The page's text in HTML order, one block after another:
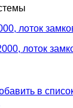
лоток
в